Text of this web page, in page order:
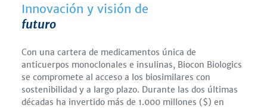
Innovación y visión de
futuro
Con una cartera de medicamentos única de
anticuerpos monoclonales e insulinas, Biocon Biologics
se compromete al acceso a los biosimilares con
sostenibilidad y a largo plazo. Durante las dos últimas
décadas ha invertido más de 1.000 millones ($) en